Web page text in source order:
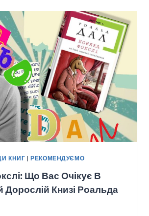
КНИГ |РЕКОМЕНДУЄМО
Що Вас Очікує В
Дорослій Книзі Роальда